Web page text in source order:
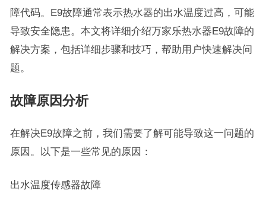
障代码。E9故障通常表示热水器的出水温度过高，可能
导致安全隐患。本文将详细介绍万家乐热水器E9故障的
解决方案，包括详细步骤和技巧，帮助用户快速解决问
题。
故障原因分析
在解决E9故障之前，我们需要了解可能导致这一问题的
原因。以下是一些常见的原因：
出水温度传感器故障